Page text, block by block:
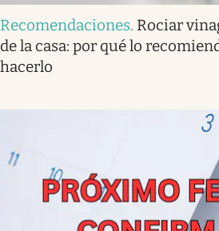
Recomendaciones. Rociar
de la casa: por qué lo
hacerlo